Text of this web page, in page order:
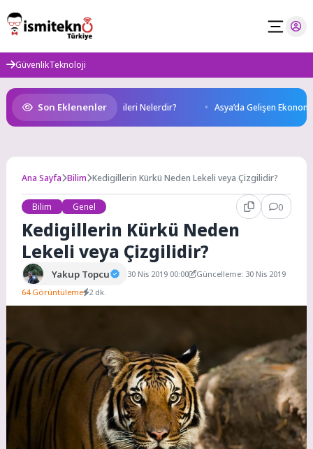
to
content
GüvenlikTeknoloji
Son Eklenenler
Üzerindeki Etkileri Nelerdir? Asya’da Gelişen
Ana Sayfa Bilim Kedigillerin Kürkü Neden Lekeli veya Çizgilidir?
Bilim Genel 0
Kedigillerin Kürkü Neden
Lekeli veya Çizgilidir?
Yakup Topcu 30 Nis 2019 00:00
Güncelleme: 30 Nis 2019
64 Görüntüleme 2 dk.